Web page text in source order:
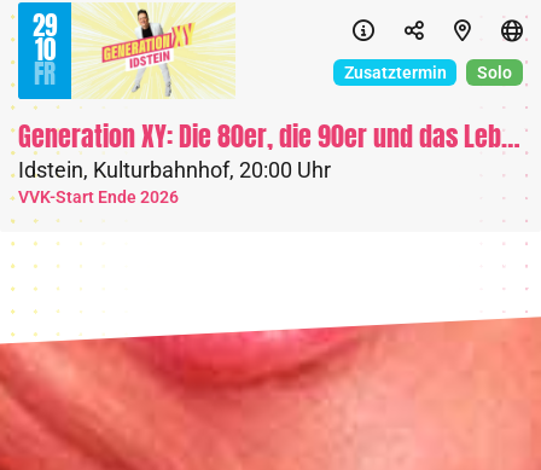
29
10
FR
Generation XY: Die 80er, die 90er und das Leben heute
Idstein, Kulturbahnhof, 20:00 Uhr
VVK-Start Ende 2026
Zusatztermin Solo